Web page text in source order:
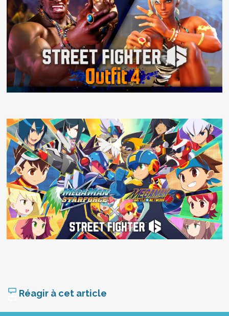
Réagir à cet article